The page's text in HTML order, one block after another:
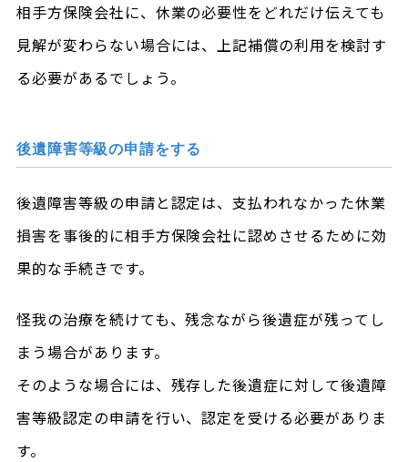
相手方保険会社に、休業の必要性をどれだけ伝えても
見解が変わらない場合には、上記補償の利用を検討す
る必要があるでしょう。
後遺障害等級の申請をする
後遺障害等級の申請と認定は、支払われなかった休業
損害を事後的に相手方保険会社に認めさせるために効
果的な手続きです。
怪我の治療を続けても、残念ながら後遺症が残ってし
まう場合があります。
そのような場合には、残存した後遺症に対して後遺障
害等級認定の申請を行い、認定を受ける必要がありま
す。